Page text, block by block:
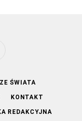
ŚWIATA
KONTAKT
REDAKCYJNA